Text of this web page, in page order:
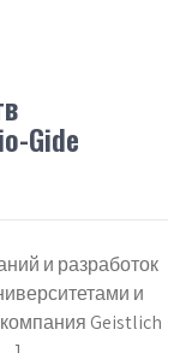
Gide
и разработок
и
Geistlich